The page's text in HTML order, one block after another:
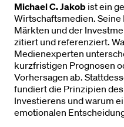
Michael C. Jakob ist ein
Wirtschaftsmedien.
Märkten und der
zitiert und referenziert.
Medienexperten
kurzfristigen Prognosen
Vorhersagen ab.
fundiert die Prinzipien
Investierens und warum
emotionalen